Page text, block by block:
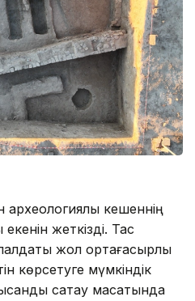
археологиялық кешеннің
жеткізді. Тас
жол ортағасырлық
көрсетуге мүмкіндік
сақтау мақсатында